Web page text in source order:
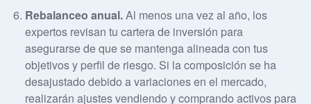
Rebalanceo anual.Al menos una vez al año, los
expertos revisan tu cartera de inversión para
asegurarse de que se mantenga alineada con tus
objetivos y perfil de riesgo. Si la composición se ha
desajustado debido a variaciones en el mercado,
realizarán ajustes vendiendo y comprando activos para